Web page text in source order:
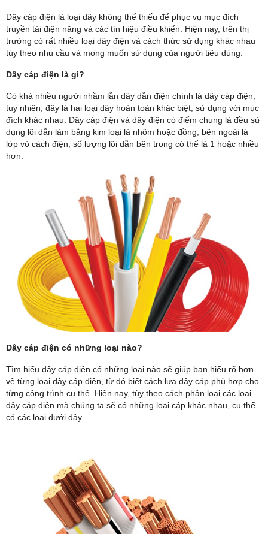
Dây cáp điện là loại dây không thể thiếu để phục vụ mục đích
truyền tải điện năng và các tín hiệu điều khiển. Hiện nay, trên thị
trường có rất nhiều loại dây điện và cách thức sử dụng khác nhau
tùy theo nhu cầu và mong muốn sử dụng của người tiêu dùng.
Dây cáp điện là gì?
Có khá nhiều người nhầm lẫn dây dẫn điện chính là dây cáp điện,
tuy nhiên, đây là hai loại dây hoàn toàn khác biệt, sử dụng với mục
đích khác nhau. Dây cáp điện và dây điện có điểm chung là đều sử
dụng lõi dẫn làm bằng kim loại là nhôm hoặc đồng, bên ngoài là
lớp vỏ cách điện, số lượng lõi dẫn bên trong có thể là 1 hoặc nhiều
hơn.
Dây cáp điện có những loại nào?
Tìm hiểu dây cáp điện có những loại nào sẽ giúp bạn hiểu rõ hơn
về từng loại dây cáp điện, từ đó biết cách lựa dây cáp phù hợp cho
từng công trình cụ thể. Hiện nay, tùy theo cách phân loại các loại
dây cáp điện mà chúng ta sẽ có những loại cáp khác nhau, cụ thể
có các loại dưới đây.